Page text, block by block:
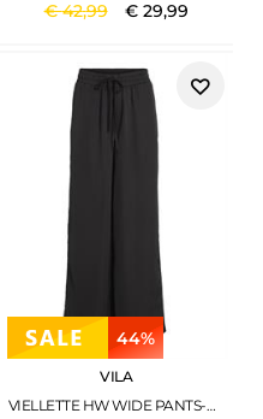
€42,99 € 29,99
44%
VILA
VIELLETTE HW WIDE PANTS-NOOS BLACK